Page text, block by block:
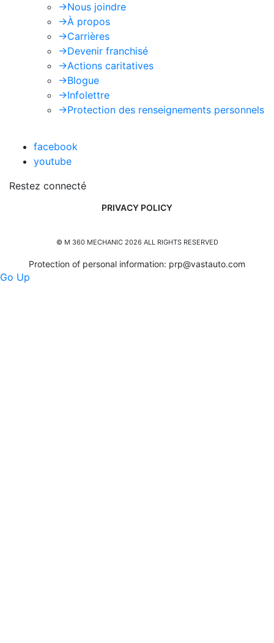
->Nous joindre
->À propos
->Carrières
->Devenir franchisé
->Actions caritatives
->Blogue
->Infolettre
->Protection des renseignements personnels
facebook
youtube
Restez connecté
PRIVACY POLICY
© M 360 MECHANIC 2026 ALL RIGHTS RESERVED
Protection of personal information: prp@vastauto.com
Go Up